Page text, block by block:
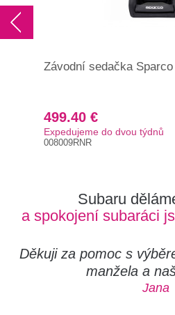
Závodní sedačka
499.40 €
Expedujeme do dvou týdnů
008009RNR
Subaru
a spokojení subaráci
Děkuji za pomoc s
manžela a
Jana